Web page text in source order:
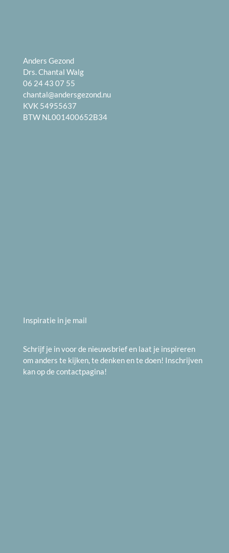
Anders Gezond
Drs. Chantal Walg
06 24 43 07 55
chantal@andersgezond.nu
KVK 54955637
BTW NL001400652B34
Inspiratie in je mail
Schrijf je in voor de nieuwsbrief en laat je inspireren
om anders te kijken, te denken en te doen! Inschrijven
kan op decontactpagina!